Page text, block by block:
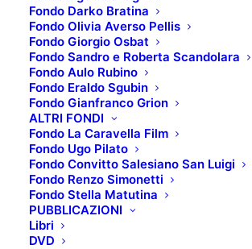
Fondo Darko Bratina
Fondo Olivia Averso Pellis
Fondo Giorgio Osbat
Fondo Sandro e Roberta Scandolara
Fondo Aulo Rubino
Fondo Eraldo Sgubin
Fondo Gianfranco Grion
ALTRI FONDI
Fondo La Caravella Film
Fondo Ugo Pilato
Fondo Convitto Salesiano San Luigi
Fondo Renzo Simonetti
Fondo Stella Matutina
PUBBLICAZIONI
Libri
DVD
La sala studio e i servizi di prestito e/o